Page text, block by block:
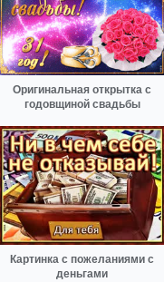
Оригинальная открытка с
годовщиной свадьбы
Картинка с пожеланиями с
деньгами